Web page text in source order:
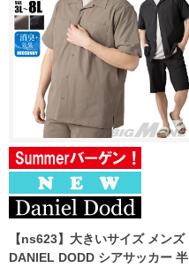
【ns623】大きいサイズ メンズ
DANIEL DODD シアサッカー 半